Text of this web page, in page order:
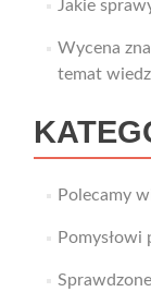
Jakie
Wycena
temat
Polecamy
Pomysłowi